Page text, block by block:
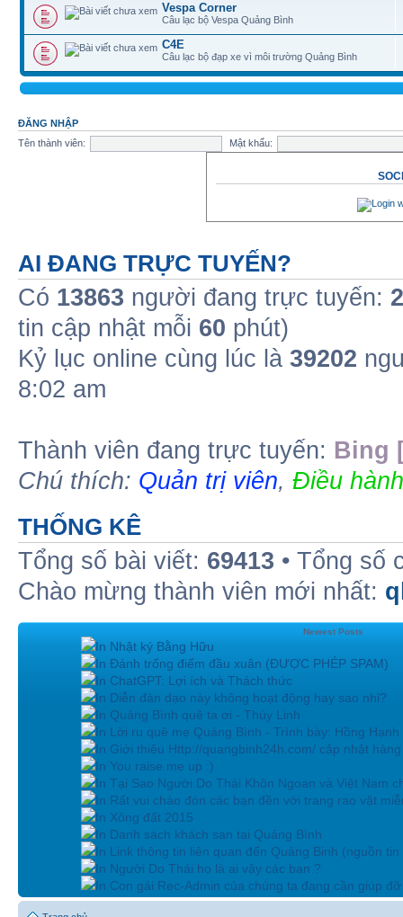
Vespa Corner
Câu lạc bộ Vespa Quảng Bình
C4E
Câu lạc bộ đạp xe vì môi trường Quảng Bình
ĐĂNG NHẬP
Tên thành viên:
Mật khẩu:
AI ĐANG TRỰC TUYẾN?
Có 13863 người đang trực tuyến: 2
tin cập nhật mỗi 60 phút)
Kỷ lục online cùng lúc là 39202
8:02 am
Thành viên đang trực tuyến: Bing
Chú thích: Quản trị viên, Điều
THỐNG KÊ
Tổng số bài viết: 69413 • Tổng số
Chào mừng thành viên mới nhất:
Newest Posts
In Nhật ký Bằng Hữu
In Đánh trống điểm đầu xuân (ĐƯỢC PHÉP SPAM)
In ChatGPT: Lợi ích và Thách thức
In Diễn đàn dạo này không hoạt động hay sao nhỉ?
In Quảng Bình quê ta ơi - Thùy Linh
In Lời ru quê mẹ Quảng Bình - Trình bày: Hồng Hạnh
In Giới thiệu Http://quangbinh24h.com/ cập nhật
In You raise me up :)
In Tại Sao Người Do Thái Khôn Ngoan và Việt Nam
In Rất vui chào đón các bạn đền với trang rao vặt
In Xông đất 2015
In Danh sách khách sạn tại Quảng Bình
In Link thông tin liên quan đến Quảng Binh (nguồn tin
In Người Do Thái họ là ai vậy các bạn ?
In Con gái Rec-Admin của chúng ta đang cần giúp